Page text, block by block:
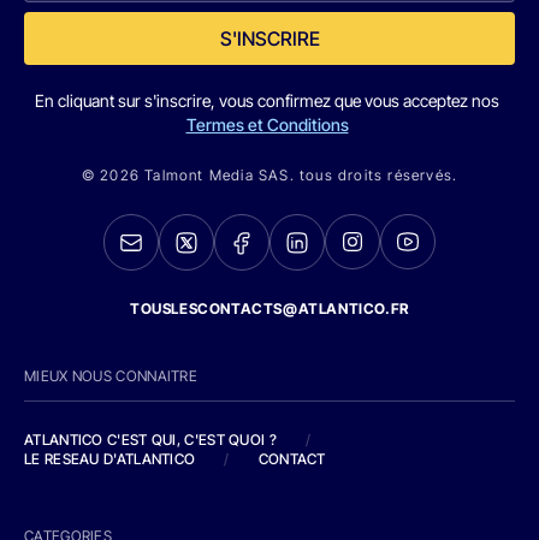
S'INSCRIRE
En cliquant sur s'inscrire, vous confirmez que vous acceptez nos
Termes et Conditions
© 2026 Talmont Media SAS. tous droits réservés.
TOUSLESCONTACTS@ATLANTICO.FR
MIEUX NOUS CONNAITRE
ATLANTICO C'EST QUI, C'EST QUOI ?
/
LE RESEAU D'ATLANTICO
/ CONTACT
CATEGORIES